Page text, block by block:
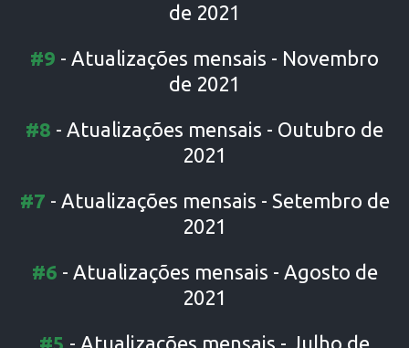
de 2021
#9 - Atualizações mensais - Novembro
de 2021
#8 - Atualizações mensais - Outubro de
2021
#7 - Atualizações mensais - Setembro de
2021
#6 - Atualizações mensais - Agosto de
2021
#5 - Atualizações mensais - Julho de